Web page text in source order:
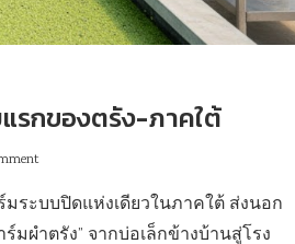
แรกของตรัง-ภาคใต้
มระบบปิดแห่งเดียวในภาคใต้ ส่งนอก
มผำตรัง” จากบ่อเล็กข้างบ้านสู่โรง